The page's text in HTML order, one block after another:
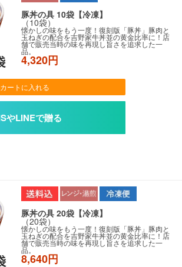
豚丼の具 10袋【冷凍】
（10袋）
懐かしの味をもう一度！復刻版「豚丼」豚肉と
玉ねぎの配合を吉野家牛丼並の黄金比率に！店
舗で販売当時の味を再現し旨さを追求した一
品。
4,320円
カートに入れる
豚丼の具 20袋【冷凍】
（20袋）
懐かしの味をもう一度！復刻版「豚丼」豚肉と
玉ねぎの配合を吉野家牛丼並の黄金比率に！店
舗で販売当時の味を再現し旨さを追求した一
品。
8,640円